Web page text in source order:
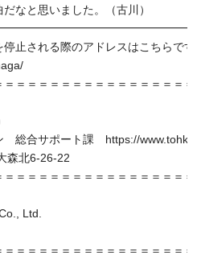
なと思いました。（古川）
止される際のアドレスはこちらで
＝＝＝＝＝＝＝＝＝＝＝＝＝＝＝
合サポート課 https://
6-26-22
＝＝＝＝＝＝＝＝＝＝＝＝＝＝＝
Ltd.
＝＝＝＝＝＝＝＝＝＝＝＝＝＝＝